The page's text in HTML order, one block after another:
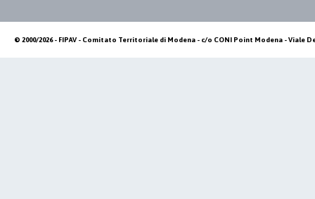
© 2000/2026 - FIPAV - Comitato Territoriale di Modena - c/o CONI Point Modena - Viale